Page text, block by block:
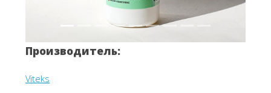
Производитель:
Viteks